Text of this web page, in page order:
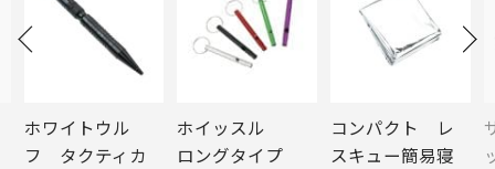
ホワイトウル
フ タクティカ
ホイッスル
ロングタイプ
コンパクト レ
スキュー簡易寝